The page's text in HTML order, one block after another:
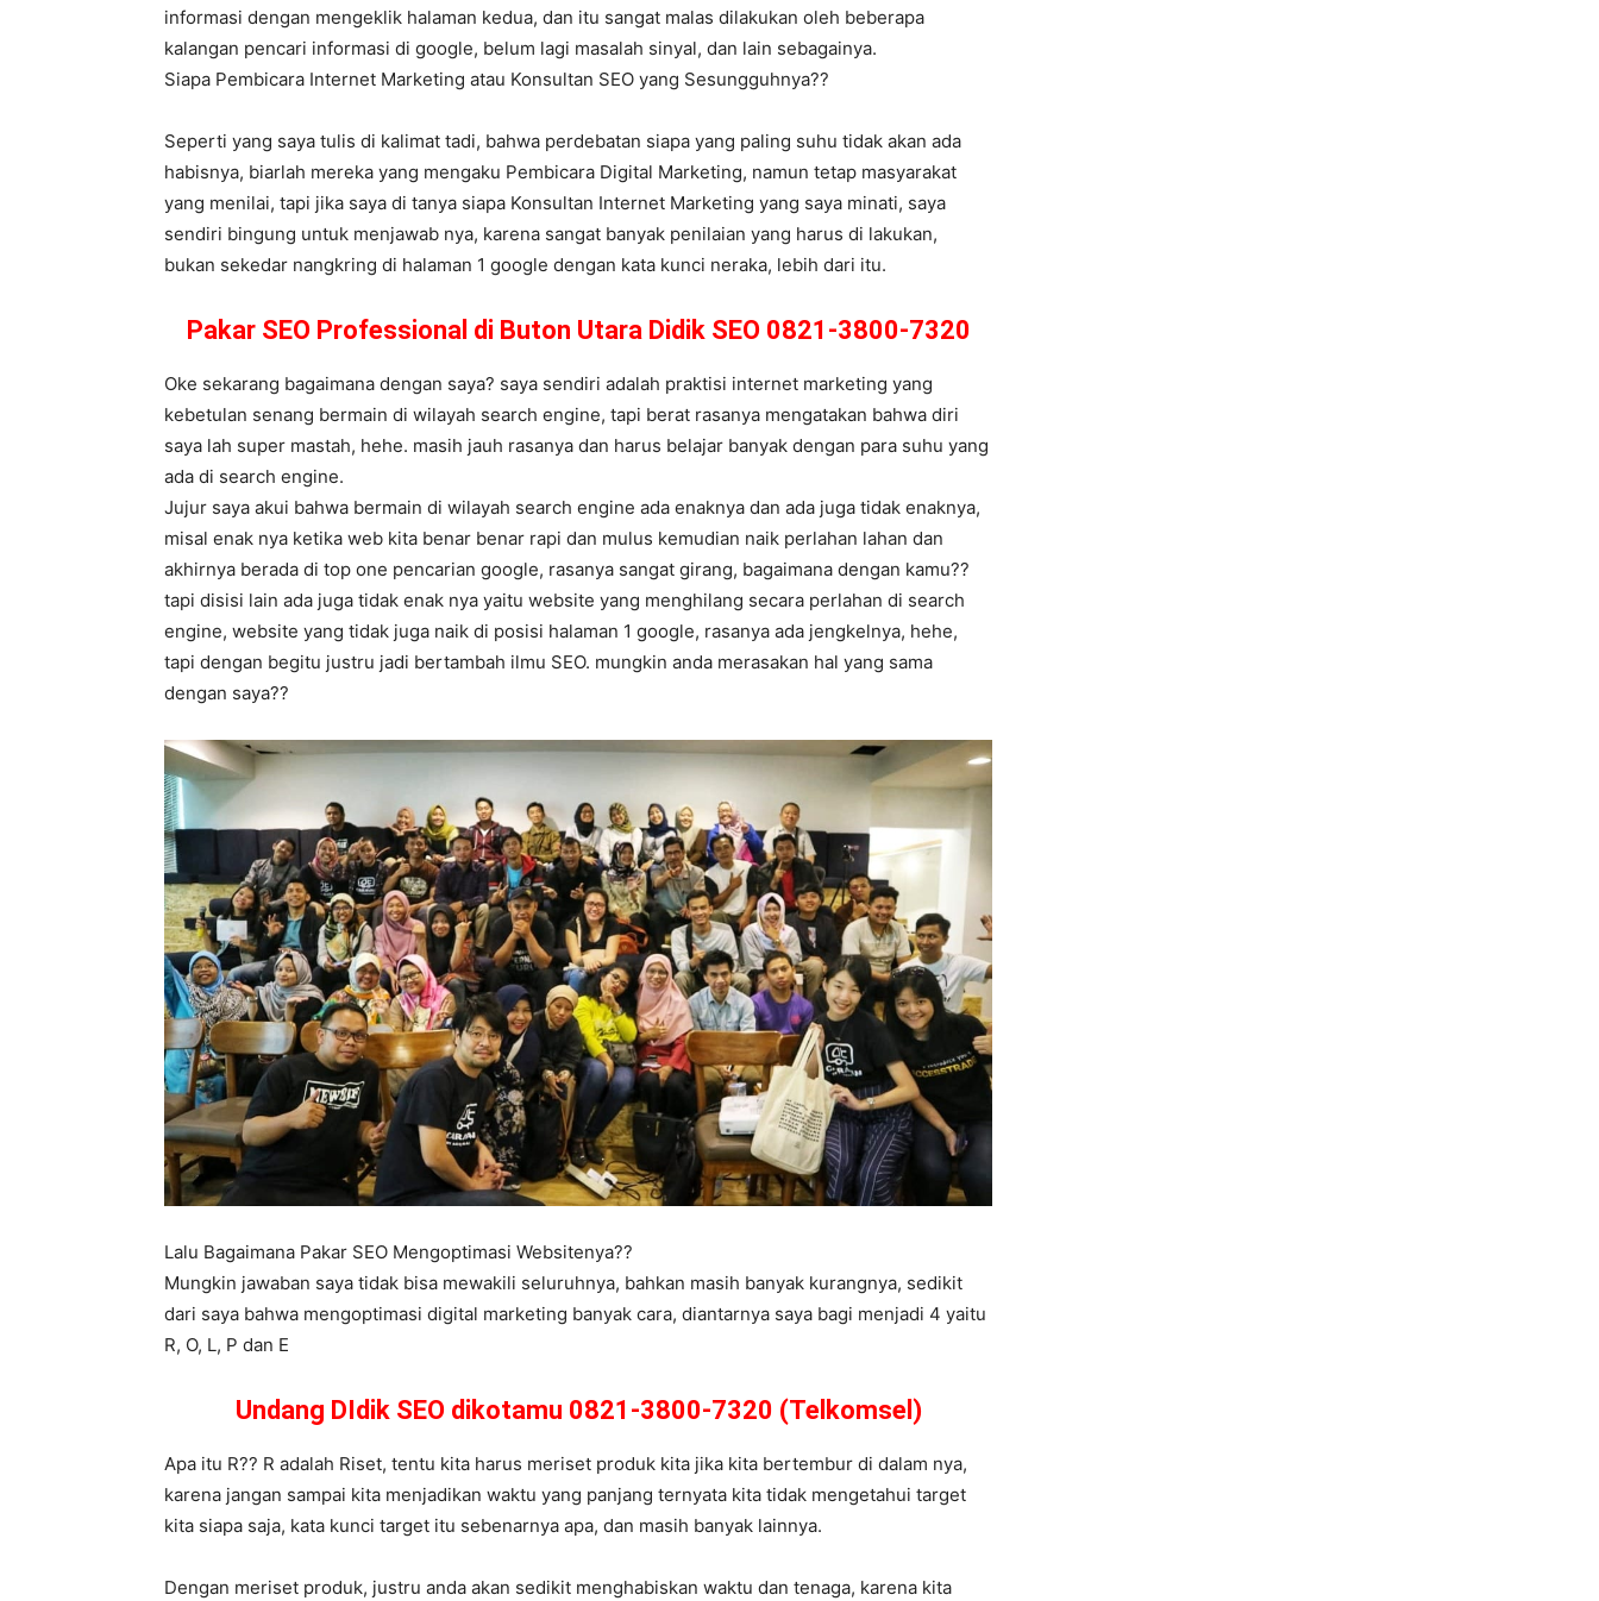
informasi dengan mengeklik halaman kedua, dan itu sangat malas dilakukan oleh beberapa
kalangan pencari informasi di google, belum lagi masalah sinyal, dan lain sebagainya.
Siapa Pembicara Internet Marketing atau Konsultan SEO yang Sesungguhnya??
Seperti yang saya tulis di kalimat tadi, bahwa perdebatan siapa yang paling suhu tidak akan ada
habisnya, biarlah mereka yang mengaku Pembicara Digital Marketing, namun tetap masyarakat
yang menilai, tapi jika saya di tanya siapa Konsultan Internet Marketing yang saya minati, saya
sendiri bingung untuk menjawab nya, karena sangat banyak penilaian yang harus di lakukan,
bukan sekedar nangkring di halaman 1 google dengan kata kunci neraka, lebih dari itu.
Pakar SEO Professional di Buton Utara Didik SEO 0821-3800-7320
Oke sekarang bagaimana dengan saya? saya sendiri adalah praktisi internet marketing yang
kebetulan senang bermain di wilayah search engine, tapi berat rasanya mengatakan bahwa diri
saya lah super mastah, hehe. masih jauh rasanya dan harus belajar banyak dengan para suhu yang
ada di search engine.
Jujur saya akui bahwa bermain di wilayah search engine ada enaknya dan ada juga tidak enaknya,
misal enak nya ketika web kita benar benar rapi dan mulus kemudian naik perlahan lahan dan
akhirnya berada di top one pencarian google, rasanya sangat girang, bagaimana dengan kamu??
tapi disisi lain ada juga tidak enak nya yaitu website yang menghilang secara perlahan di search
engine, website yang tidak juga naik di posisi halaman 1 google, rasanya ada jengkelnya, hehe,
tapi dengan begitu justru jadi bertambah ilmu SEO. mungkin anda merasakan hal yang sama
dengan saya??
Lalu Bagaimana Pakar SEO Mengoptimasi Websitenya??
Mungkin jawaban saya tidak bisa mewakili seluruhnya, bahkan masih banyak kurangnya, sedikit
dari saya bahwa mengoptimasi digital marketing banyak cara, diantarnya saya bagi menjadi 4 yaitu
R, O, L, P dan E
Undang DIdik SEO dikotamu 0821-3800-7320 (Telkomsel)
Apa itu R?? R adalah Riset, tentu kita harus meriset produk kita jika kita bertembur di dalam nya,
karena jangan sampai kita menjadikan waktu yang panjang ternyata kita tidak mengetahui target
kita siapa saja, kata kunci target itu sebenarnya apa, dan masih banyak lainnya.
Dengan meriset produk, justru anda akan sedikit menghabiskan waktu dan tenaga, karena kita